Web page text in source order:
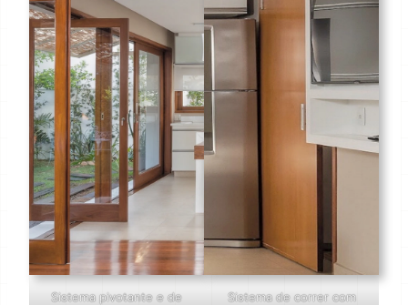
Sistema pivotante e de
Sistema de correr com